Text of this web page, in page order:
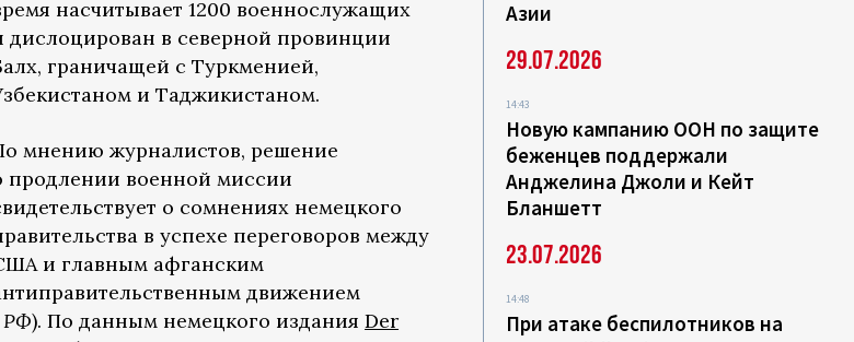
насчитывает 1200 военнослужащих
дислоцирован в северной провинции
граничащей с Туркменией,
и Таджикистаном.
мнению журналистов, решение
продлении военной миссии
о сомнениях немецкого
в успехе переговоров между
и главным афганским
движением
РФ). По данным немецкого издания Der
Азии
29.07.2026
14:43
Новую кампанию ООН по защите
беженцев поддержали
Анджелина Джоли и Кейт
Бланшетт
23.07.2026
14:48
При атаке беспилотников на